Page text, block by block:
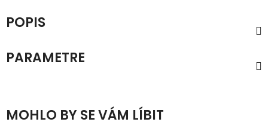
POPIS
PARAMETRE
MOHLO BY SE VÁM LÍBIT